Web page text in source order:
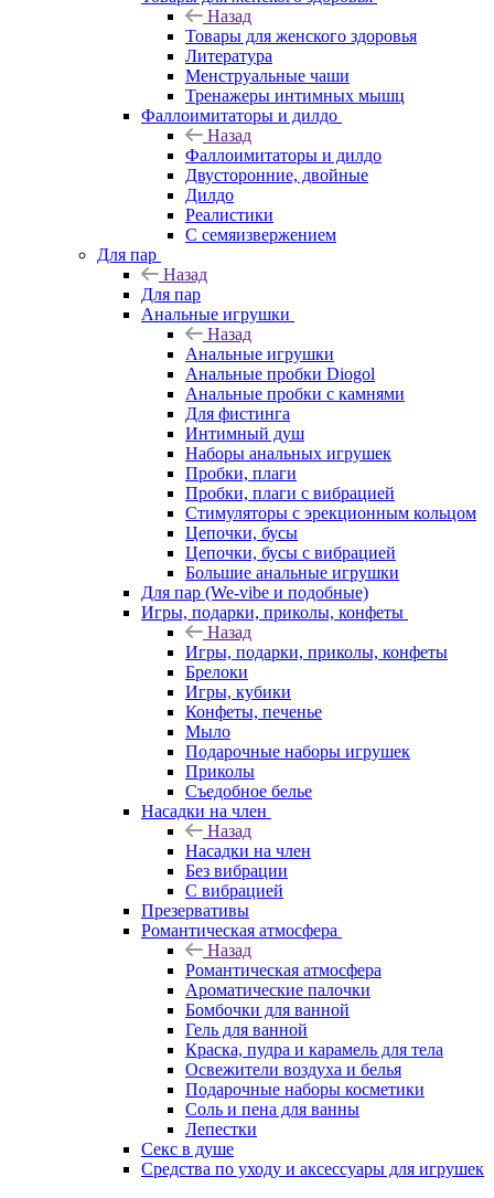
Назад
Товары для женского здоровья
Литература
Менструальные чаши
Тренажеры интимных мышц
Фаллоимитаторы и дилдо
Назад
Фаллоимитаторы и дилдо
Двусторонние, двойные
Дилдо
Реалистики
С семяизвержением
Для пар
Назад
Для пар
Анальные игрушки
Назад
Анальные игрушки
Анальные пробки Diogol
Анальные пробки с камнями
Для фистинга
Интимный душ
Наборы анальных игрушек
Пробки, плаги
Пробки, плаги с вибрацией
Стимуляторы с эрекционным кольцом
Цепочки, бусы
Цепочки, бусы с вибрацией
Большие анальные игрушки
Для пар (We-vibe и подобные)
Игры, подарки, приколы, конфеты
Назад
Игры, подарки, приколы, конфеты
Брелоки
Игры, кубики
Конфеты, печенье
Мыло
Подарочные наборы игрушек
Приколы
Съедобное белье
Насадки на член
Назад
Насадки на член
Без вибрации
С вибрацией
Презервативы
Романтическая атмосфера
Назад
Романтическая атмосфера
Ароматические палочки
Бомбочки для ванной
Гель для ванной
Краска, пудра и карамель для тела
Освежители воздуха и белья
Подарочные наборы косметики
Соль и пена для ванны
Лепестки
Секс в душе
Средства по уходу и аксессуары для игрушек